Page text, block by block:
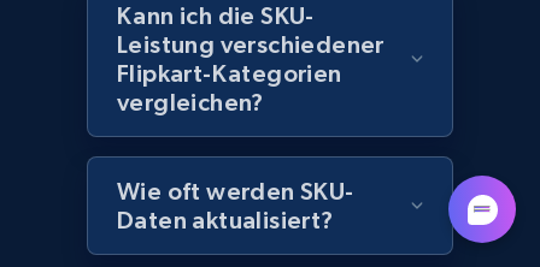
URL, Title, Rating, Reviews, Initial price, Final
price, Currency, Stock, and more.
988+ 160+
Lazada - Products - Discover products by
keyword
Kann ich die SKU-
Leistung verschiedener
Flipkart-Kategorien
vergleichen?
Wie oft werden SKU-
Daten aktualisiert?